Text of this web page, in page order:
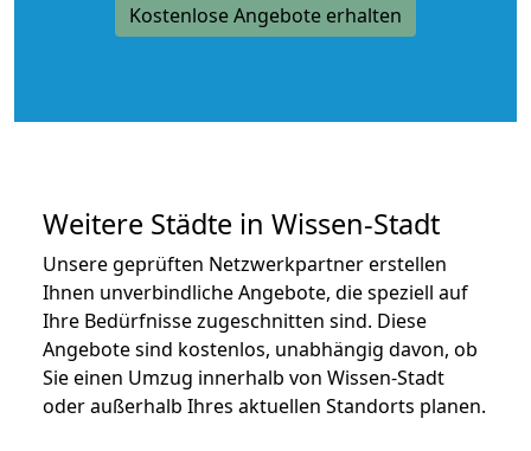
Kostenlose Angebote erhalten
Weitere Städte in Wissen-Stadt
Unsere geprüften Netzwerkpartner erstellen
Ihnen unverbindliche Angebote, die speziell auf
Ihre Bedürfnisse zugeschnitten sind. Diese
Angebote sind kostenlos, unabhängig davon, ob
Sie einen Umzug innerhalb von Wissen-Stadt
oder außerhalb Ihres aktuellen Standorts planen.